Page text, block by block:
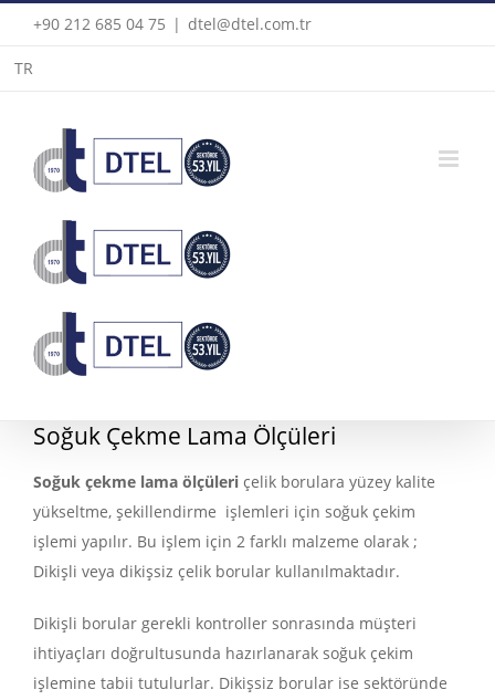
content
+90 212 685 04 75 | dtel@dtel.com.tr
TR
Soğuk Çekme Lama Ölçüleri
Soğuk çekme lama ölçüleri çelik borulara yüzey kalite
yükseltme, şekillendirme işlemleri için soğuk çekim
işlemi yapılır. Bu işlem için 2 farklı malzeme olarak ;
Dikişli veya dikişsiz çelik borular kullanılmaktadır.
Dikişli borular gerekli kontroller sonrasında müşteri
ihtiyaçları doğrultusunda hazırlanarak soğuk çekim
işlemine tabii tutulurlar. Dikişsiz borular ise sektöründe